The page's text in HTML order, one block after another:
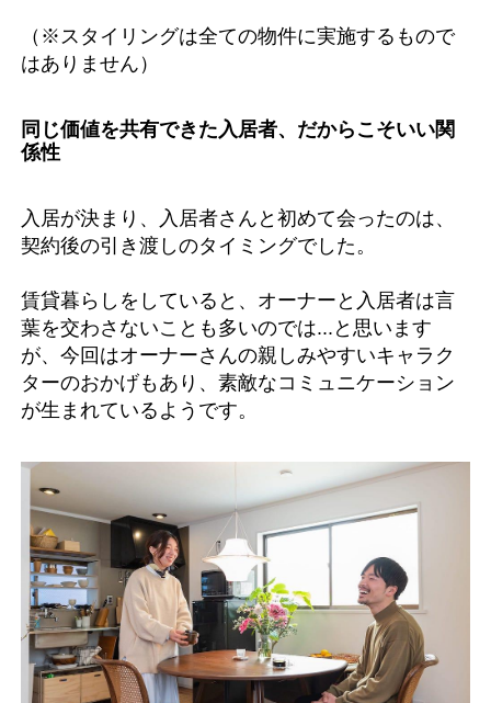
（※スタイリングは全ての物件に実施するもので
はありません）
同じ価値を共有できた入居者、だからこそいい関
係性
入居が決まり、入居者さんと初めて会ったのは、
契約後の引き渡しのタイミングでした。
賃貸暮らしをしていると、オーナーと入居者は言
葉を交わさないことも多いのでは...と思います
が、今回はオーナーさんの親しみやすいキャラク
ターのおかげもあり、素敵なコミュニケーション
が生まれているようです。